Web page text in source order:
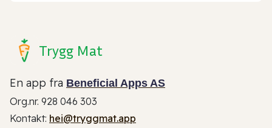
Trygg Mat
En app fra Beneficial Apps AS
Org.nr. 928 046 303
Kontakt: hei@tryggmat.app